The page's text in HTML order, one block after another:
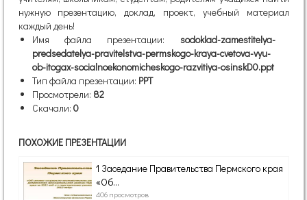
нужную презентацию, доклад, проект, учебный материал
каждый день!
Имя файла презентации: sodoklad-zamestitelya-
predsedatelya-pravitelstva-permskogo-kraya-cvetova-vyu-
ob-itogax-socialnoekonomicheskogo-razvitiya-osinskD0.ppt
Тип файла презентации: PPT
Просмотрели: 82
Скачали: 0
ПОХОЖИЕ ПРЕЗЕНТАЦИИ
1 Заседание Правительства Пермского края
«Об...
406 просмотров